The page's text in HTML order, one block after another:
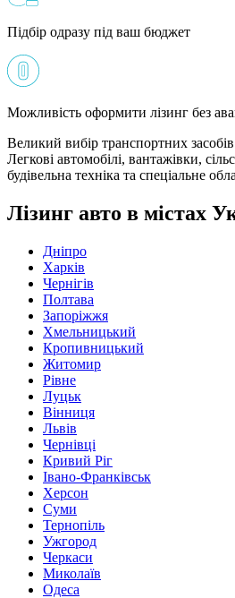
Підбір одразу під ваш бюджет
Можливість оформити лізинг без
Великий вибір транспортних засобів
Легкові автомобілі, вантажівки,
будівельна техніка та спеціальне
Лізинг авто в містах
Дніпро
Харків
Чернігів
Полтава
Запоріжжя
Хмельницький
Кропивницький
Житомир
Рівне
Луцьк
Вінниця
Львів
Чернівці
Кривий Ріг
Івано-Франківськ
Херсон
Суми
Тернопіль
Ужгород
Черкаси
Миколаїв
Одеса